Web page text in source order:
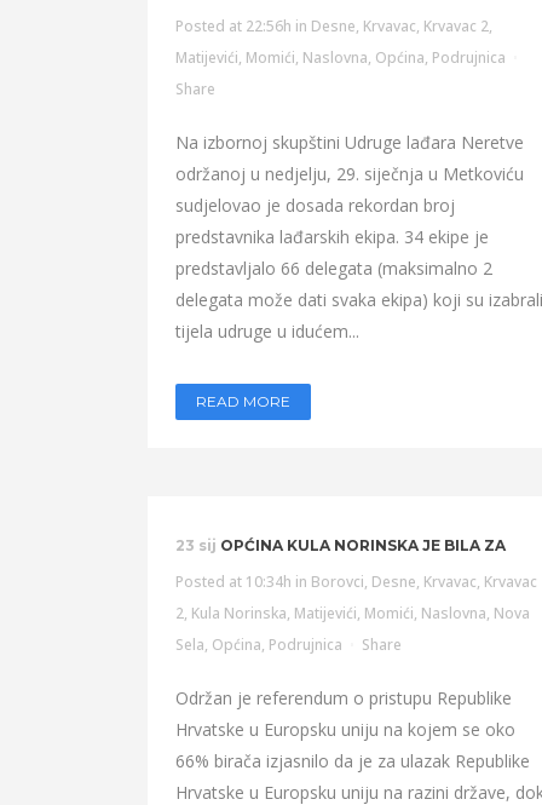
Posted at 22:56h in Desne, Krvavac, Krvavac 2,
Matijevići, Momići, Naslovna, Općina, Podrujnica
Share
Na izbornoj skupštini Udruge lađara Neretve
održanoj u nedjelju, 29. siječnja u Metkoviću
sudjelovao je dosada rekordan broj
predstavnika lađarskih ekipa. 34 ekipe je
predstavljalo 66 delegata (maksimalno 2
delegata može dati svaka ekipa) koji su izabrali
tijela udruge u idućem...
READ MORE
23 sij OPĆINA KULA NORINSKA JE BILA ZA
Posted at 10:34h in Borovci, Desne, Krvavac, Krvavac
2, Kula Norinska, Matijevići, Momići, Naslovna, Nova
Sela, Općina, Podrujnica Share
Održan je referendum o pristupu Republike
Hrvatske u Europsku uniju na kojem se oko
66% birača izjasnilo da je za ulazak Republike
Hrvatske u Europsku uniju na razini države,